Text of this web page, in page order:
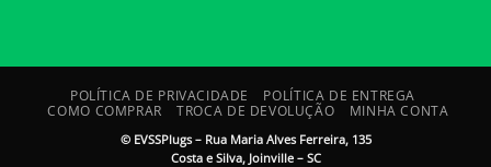
POLÍTICA DE PRIVACIDADE
POLÍTICA DE ENTREGA
COMO COMPRAR
TROCA DE DEVOLUÇÃO MINHA CONTA
© EVSSPlugs – Rua Maria Alves Ferreira, 135
Costa e Silva, Joinville – SC